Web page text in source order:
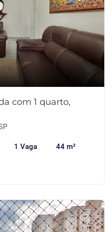
com 1 quarto,
1 Vaga 44 m²